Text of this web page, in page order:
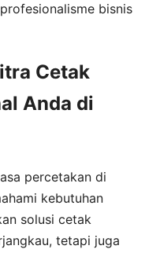
bisnis
Cetak
Anda di
percetakan di
kebutuhan
solusi cetak
tetapi juga